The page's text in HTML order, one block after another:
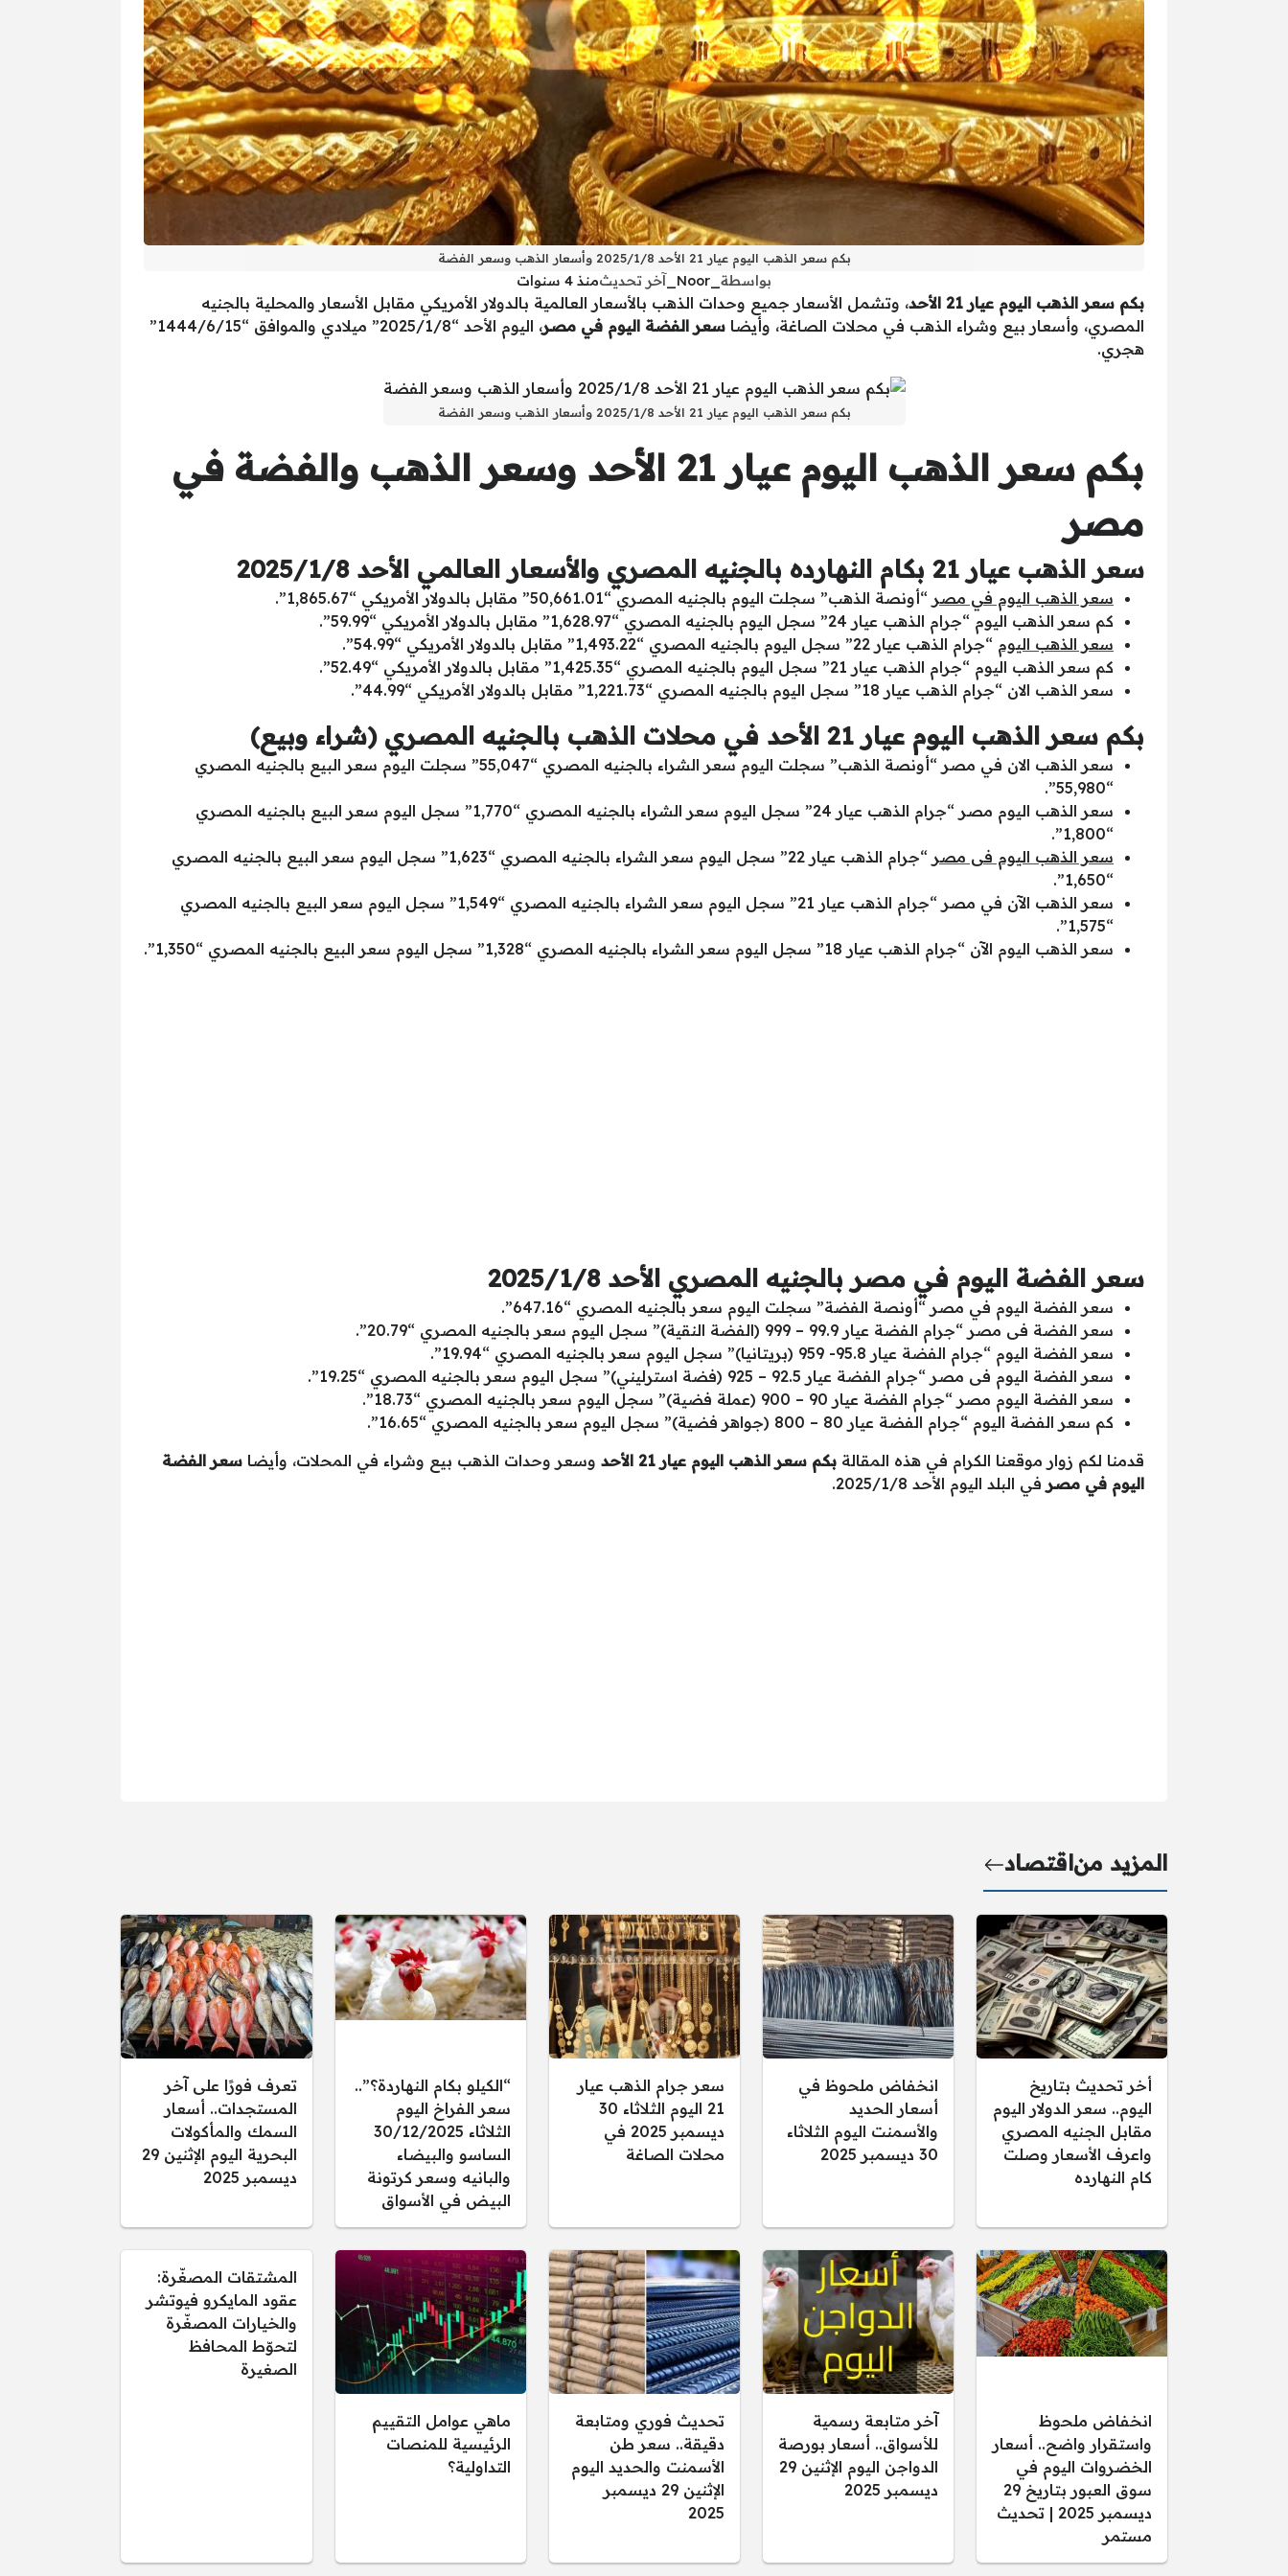
بكم سعر الذهب اليوم عيار 21 الأحد 2025/1/8 وأسعار الذهب وسعر الفضة
بواسطة آخر تحديثمنذ 4 سنوات
بكم سعر الذهب اليوم عيار 21 الأحد
، وتشمل الأسعار جميع وحدات الذهب بالأسعار العالمية بالدولار الأمريكي مقابل الأسعار والمحلية بالجنيه
المصري، وأسعار بيع وشراء الذهب في محلات الصاغة، وأيضا سعر الفضة اليوم في مصر
، اليوم الأحد “2025/1/8” ميلادي والموافق “1444/6/15”
هجري.
بكم سعر الذهب اليوم عيار 21 الأحد 2025/1/8 وأسعار الذهب وسعر الفضة
بكم سعر الذهب اليوم عيار 21 الأحد وسعر الذهب والفضة في
مصر
سعر الذهب عيار 21 بكام النهارده بالجنيه المصري والأسعار العالمي الأحد 2025/1/8
سعر الذهب اليوم في مصر “أونصة الذهب” سجلت اليوم بالجنيه المصري “50,661.01” مقابل بالدولار الأمريكي “1,865.67”.
كم سعر الذهب اليوم “جرام الذهب عيار 24” سجل اليوم بالجنيه المصري “1,628.97” مقابل بالدولار الأمريكي “59.99”.
سعر الذهب اليوم “جرام الذهب عيار 22” سجل اليوم بالجنيه المصري “1,493.22” مقابل بالدولار الأمريكي “54.99”.
كم سعر الذهب اليوم “جرام الذهب عيار 21” سجل اليوم بالجنيه المصري “1,425.35” مقابل بالدولار الأمريكي “52.49”.
سعر الذهب الان “جرام الذهب عيار 18” سجل اليوم بالجنيه المصري “1,221.73” مقابل بالدولار الأمريكي “44.99”.
بكم سعر الذهب اليوم عيار 21 الأحد في محلات الذهب بالجنيه المصري (شراء وبيع)
سعر الذهب الان في مصر “أونصة الذهب” سجلت اليوم سعر الشراء بالجنيه المصري “55,047” سجلت اليوم سعر البيع بالجنيه المصري
“55,980”.
سعر الذهب اليوم مصر “جرام الذهب عيار 24” سجل اليوم سعر الشراء بالجنيه المصري “1,770” سجل اليوم سعر البيع بالجنيه المصري
“1,800”.
سعر الذهب اليوم فى مصر
“جرام الذهب عيار 22” سجل اليوم سعر الشراء بالجنيه المصري “1,623” سجل اليوم سعر البيع بالجنيه المصري
“1,650”.
سعر الذهب الآن في مصر “جرام الذهب عيار 21” سجل اليوم سعر الشراء بالجنيه المصري “1,549” سجل اليوم سعر البيع بالجنيه المصري
“1,575”.
سعر الذهب اليوم الآن “جرام الذهب عيار 18” سجل اليوم سعر الشراء بالجنيه المصري “1,328” سجل اليوم سعر البيع بالجنيه المصري “1,350”.
سعر الفضة اليوم في مصر بالجنيه المصري الأحد 2025/1/8
سعر الفضة اليوم في مصر “أونصة الفضة” سجلت اليوم سعر بالجنيه المصري “647.16”.
سعر الفضة فى مصر “جرام الفضة عيار 99.9 – 999 (الفضة النقية)” سجل اليوم سعر بالجنيه المصري “20.79”.
سعر الفضة اليوم “جرام الفضة عيار 95.8- 959 (بريتانيا)” سجل اليوم سعر بالجنيه المصري “19.94”.
سعر الفضة اليوم فى مصر “جرام الفضة عيار 92.5 – 925 (فضة استرليني)” سجل اليوم سعر بالجنيه المصري “19.25”.
سعر الفضة اليوم مصر “جرام الفضة عيار 90 – 900 (عملة فضية)” سجل اليوم سعر بالجنيه المصري “18.73”.
كم سعر الفضة اليوم “جرام الفضة عيار 80 – 800 (جواهر فضية)” سجل اليوم سعر بالجنيه المصري “16.65”.
قدمنا لكم زوار موقعنا الكرام في هذه المقالة بكم سعر الذهب اليوم عيار 21 الأحد وسعر وحدات الذهب بيع وشراء في المحلات، وأيضا سعر الفضة
اليوم في مصر في البلد اليوم الأحد 2025/1/8.
المزيد مناقتصاد
أخر تحديث بتاريخ
اليوم.. سعر الدولار اليوم
مقابل الجنيه المصري
واعرف الأسعار وصلت
كام النهارده
انخفاض ملحوظ في
أسعار الحديد
والأسمنت اليوم الثلاثاء
30 ديسمبر 2025
سعر جرام الذهب عيار
21 اليوم الثلاثاء 30
ديسمبر 2025 في
محلات الصاغة
“الكيلو بكام النهاردة؟”..
سعر الفراخ اليوم
الثلاثاء 30/12/2025
الساسو والبيضاء
والبانيه وسعر كرتونة
البيض في الأسواق
تعرف فورًا على آخر
المستجدات.. أسعار
السمك والمأكولات
البحرية اليوم الإثنين 29
ديسمبر 2025
انخفاض ملحوظ
واستقرار واضح.. أسعار
الخضروات اليوم في
سوق العبور بتاريخ 29
ديسمبر 2025 | تحديث
مستمر
آخر متابعة رسمية
للأسواق.. أسعار بورصة
الدواجن اليوم الإثنين 29
ديسمبر 2025
تحديث فوري ومتابعة
دقيقة.. سعر طن
الأسمنت والحديد اليوم
الإثنين 29 ديسمبر
2025
ماهي عوامل التقييم
الرئيسية للمنصات
التداولية؟
المشتقات المصغّرة:
عقود المايكرو فيوتشر
والخيارات المصغّرة
لتحوّط المحافظ
الصغيرة